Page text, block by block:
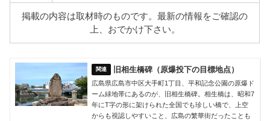
掲載の内容は取材時のものです。最新の情報をご確認の
上、おでかけ下さい。
旧相生橋碑（原爆投下の目標地点）
広島県広島市中区大手町1丁目、平和記念公園の原爆ド
ーム緑地帯にあるのが、旧相生橋碑。相生橋は、昭和7
年にT字の形に架けられた全国でも珍しい橋で、上空
からも視認しやすいこと、広島の繁華街だったことも